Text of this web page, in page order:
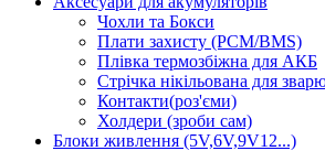
Чохли та Бокси
Плати захисту (PCM/BMS)
Плівка термозбіжна для АКБ
Стрічка нікільована для
Контакти(роз'єми)
Холдери (зроби сам)
Блоки живлення (5V,6V,9V12...)